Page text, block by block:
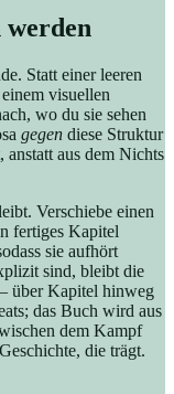
werden
Statt einer leeren
visuellen
wo du sie sehen
gegen diese Struktur
anstatt aus dem Nichts
Verschiebe einen
fertiges Kapitel
sie aufhört
sind, bleibt die
über Kapitel hinweg
das Buch wird aus
dem Kampf
die trägt.